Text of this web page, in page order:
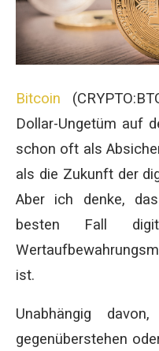
Bitcoin
Dollar-Ungetüm auf
schon oft als
als die Zukunft der
Aber ich denke,
besten Fall
ist.
Unabhängig
gegenüberstehen